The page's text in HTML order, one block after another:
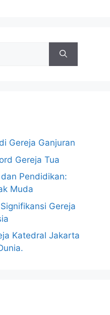
Gereja Ganjuran
Gereja Tua
Pendidikan:
Muda
Gereja
Katedral Jakarta